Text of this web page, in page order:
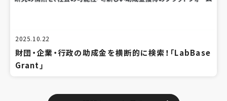
2025.10.22
財団・企業・行政の助成金を横断的に検索！「LabBase
Grant」